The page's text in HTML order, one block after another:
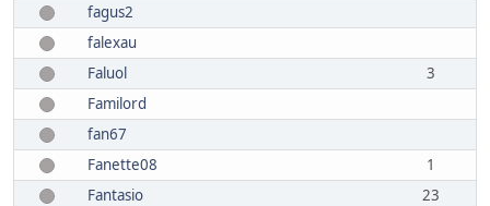
fagus2
falexau
Faluol
3
Familord
fan67
Fanette08
1
Fantasio
23